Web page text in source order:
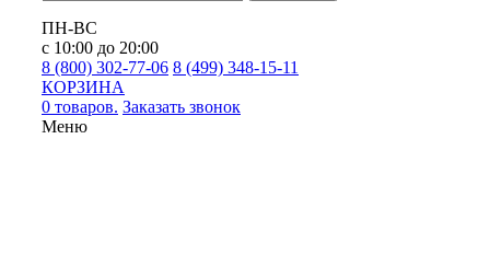
ПН-ВС
с 10:00 до 20:00
8 (800) 302-77-06 8 (499) 348-15-11
КОРЗИНА
0 товаров. Заказать звонок
Меню